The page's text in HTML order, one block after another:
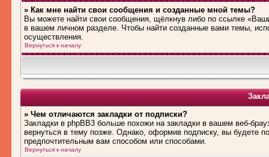
» Как мне найти свои сообщения и созданные мной темы?
Вы можете найти свои сообщения, щёлкнув либо по ссылке
в вашем личном разделе. Чтобы найти созданные вами темы,
осуществления.
Вернуться к началу
» Чем отличаются закладки от подписки?
Закладки в phpBB3 больше похожи на закладки в вашем веб-
вернуться в тему позже. Однако, оформив подписку, вы будете
предпочтительным вам способом или способами.
Вернуться к началу